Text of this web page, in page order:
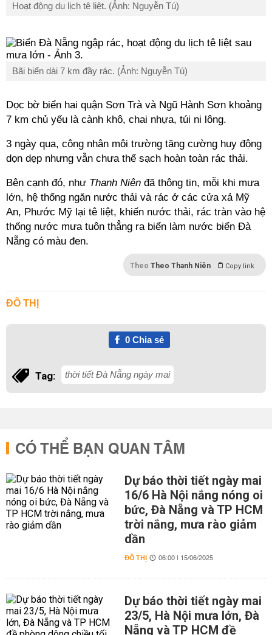
Hoạt động du lịch tê liệt. (Ảnh: Nguyễn Tú)
Bãi biển dài 7 km đầy rác. (Ảnh: Nguyễn Tú)
Dọc bờ biển hai quận Sơn Trà và Ngũ Hành Sơn khoảng
7 km chủ yếu là cành khô, chai nhựa, túi ni lông.
3 ngày qua, công nhân môi trường tăng cường huy động
dọn dẹp nhưng vẫn chưa thể sạch hoàn toàn rác thải.
Bên cạnh đó, như Thanh Niên đã thông tin, mỗi khi mưa
lớn, hệ thống ngăn nước thải và rác ở các cửa xả Mỹ
An, Phước Mỹ lại tê liệt, khiến nước thải, rác tràn vào hệ
thống nước mưa tuôn thẳng ra biển làm nước biển Đà
Nẵng có màu đen.
Theo Theo Thanh Niên Copy link
ĐÔ THỊ
0Chia sẻ
Tag: thời tiết Đà Nẵng ngày mai
CÓ THỂ BẠN QUAN TÂM
Dự báo thời tiết ngày mai
16/6 Hà Nội nắng nóng oi
bức, Đà Nẵng và TP HCM
trời nắng, mưa rào giảm
dần
ĐÔ THỊ 06:00 | 15/06/2025
Dự báo thời tiết ngày mai
23/5, Hà Nội mưa lớn, Đà
Nẵng và TP HCM đề